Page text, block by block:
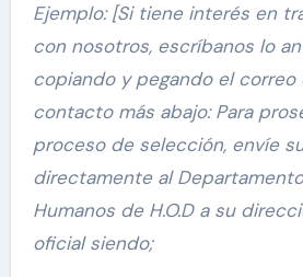
Ejemplo: [Si tiene interés en
con nosotros, escríbanos lo
copiando y pegando el
contacto más abajo: Para
proceso de selección, envíe
directamente al
Humanos de H.O.D a su
oficial siendo;